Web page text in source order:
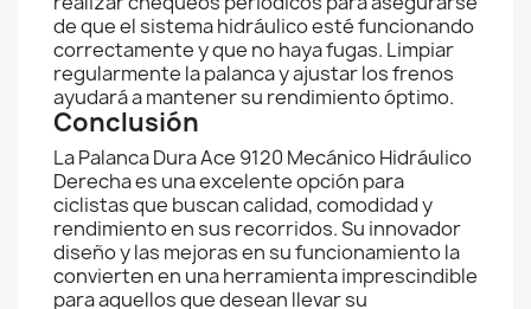
de que el sistema hidráulico esté funcionando
correctamente y que no haya fugas. Limpiar
regularmente la palanca y ajustar los frenos
ayudará a mantener su rendimiento óptimo.
Conclusión
La Palanca Dura Ace 9120 Mecánico Hidráulico
Derecha es una excelente opción para
ciclistas que buscan calidad, comodidad y
rendimiento en sus recorridos. Su innovador
diseño y las mejoras en su funcionamiento la
convierten en una herramienta imprescindible
para aquellos que desean llevar su